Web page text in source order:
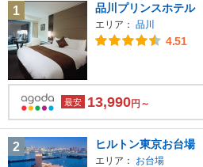
1
品川プリンスホテル
エリア： 品川
4.51
最安 13,990円～
2 ヒルトン東京お台場
エリア： お台場